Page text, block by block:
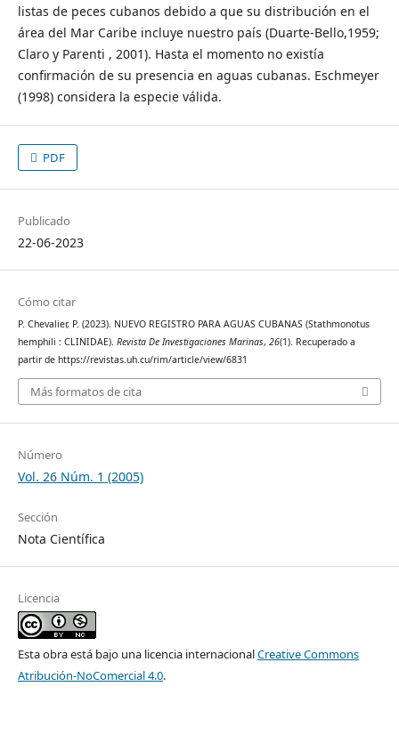
listas de peces cubanos debido a que su distribución en el
área del Mar Caribe incluye nuestro país (Duarte-Bello,1959;
Claro y Parenti , 2001). Hasta el momento no existía
confirmación de su presencia en aguas cubanas. Eschmeyer
(1998) considera la especie válida.
PDF
Publicado
22-06-2023
Cómo citar
P. Chevalier, P. (2023). NUEVO REGISTRO PARA AGUAS CUBANAS (Stathmonotus
hemphili : CLINIDAE). Revista De Investigaciones Marinas, 26(1). Recuperado a
partir de https://revistas.uh.cu/rim/article/view/6831
Más formatos de cita
Número
Vol. 26 Núm. 1 (2005)
Sección
Nota Científica
Licencia
Esta obra está bajo una licencia internacionalCreative Commons
Atribución-NoComercial 4.0.